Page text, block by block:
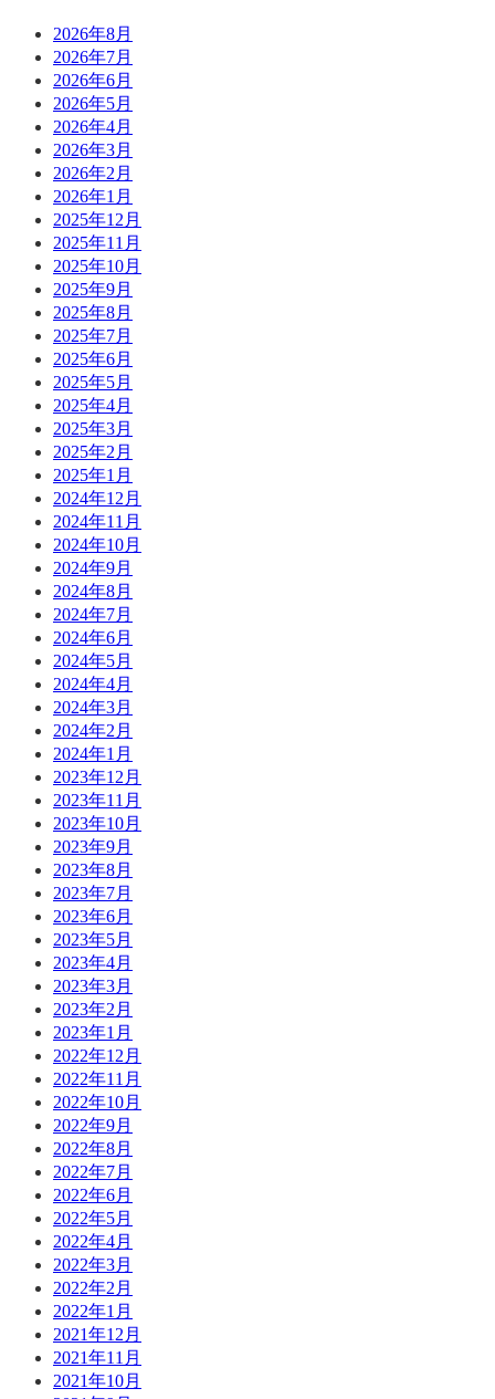
2026年8月
2026年7月
2026年6月
2026年5月
2026年4月
2026年3月
2026年2月
2026年1月
2025年12月
2025年11月
2025年10月
2025年9月
2025年8月
2025年7月
2025年6月
2025年5月
2025年4月
2025年3月
2025年2月
2025年1月
2024年12月
2024年11月
2024年10月
2024年9月
2024年8月
2024年7月
2024年6月
2024年5月
2024年4月
2024年3月
2024年2月
2024年1月
2023年12月
2023年11月
2023年10月
2023年9月
2023年8月
2023年7月
2023年6月
2023年5月
2023年4月
2023年3月
2023年2月
2023年1月
2022年12月
2022年11月
2022年10月
2022年9月
2022年8月
2022年7月
2022年6月
2022年5月
2022年4月
2022年3月
2022年2月
2022年1月
2021年12月
2021年11月
2021年10月